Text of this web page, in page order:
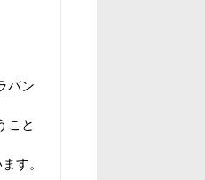
バン
こと
す。